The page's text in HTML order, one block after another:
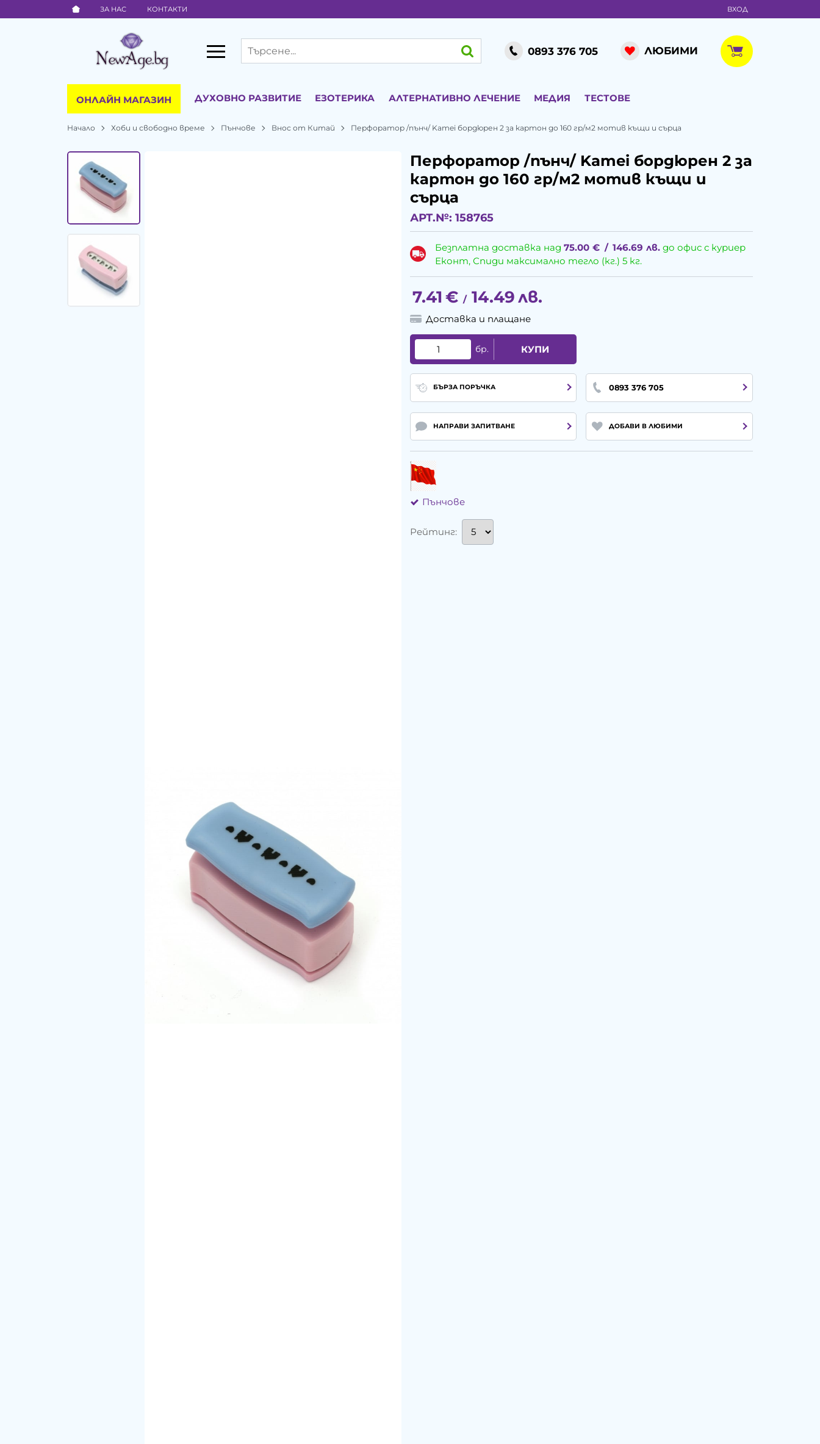
ЗА НАС КОНТАКТИ ВХОД
0893 376 705 ЛЮБИМИ
ОНЛАЙН МАГАЗИН ДУХОВНО РАЗВИТИЕ ЕЗОТЕРИКА АЛТЕРНАТИВНО ЛЕЧЕНИЕ МЕДИЯ ТЕСТОВЕ
Начало Хоби и свободно време Пънчове Внос от Китай Перфоратор /пънч/ Kamei бордюрен 2 за картон до 160 гр/м2 мотив къщи и сърца
Перфоратор /пънч/ Kamei бордюрен 2 за
картон до 160 гр/м2 мотив къщи и
сърца
АРТ.№: 158765
Безплатна доставка над75.00 € / 146.69 лв. до офис с куриер
Еконт, Спиди максимално тегло (кг.) 5 кг.
7.41 € / 14.49лв.
Доставка и плащане
бр. КУПИ
БЪРЗА ПОРЪЧКА 0893 376 705
НАПРАВИ ЗАПИТВАНЕ ДОБАВИ В ЛЮБИМИ
Пънчове
Рейтинг: